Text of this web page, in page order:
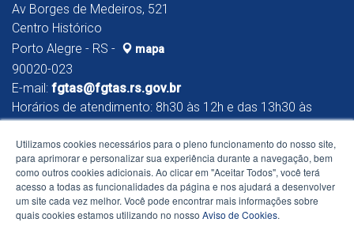
Av Borges de Medeiros, 521
Centro Histórico
Porto Alegre - RS -
mapa
90020-023
E-mail: fgtas@fgtas.rs.gov.br
Horários de atendimento: 8h30 às 12h e das 13h30 às
17h
Utilizamos cookies necessários para o pleno funcionamento do nosso site,
para aprimorar e personalizar sua experiência durante a navegação, bem
como outros cookies adicionais. Ao clicar em "Aceitar Todos", você terá
acesso a todas as funcionalidades da página e nos ajudará a desenvolver
um site cada vez melhor. Você pode encontrar mais informações sobre
quais cookies estamos utilizando no nosso Aviso de Cookies.